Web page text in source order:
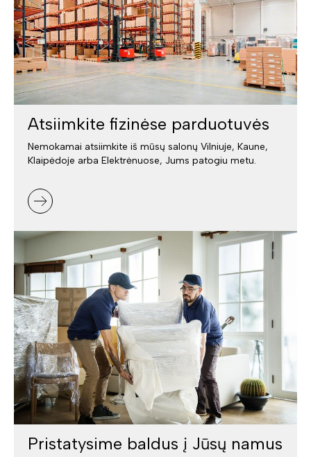
Atsiimkite fizinėse parduotuvės
Nemokamai atsiimkite iš mūsų salonų Vilniuje, Kaune,
Klaipėdoje arba Elektrėnuose, Jums patogiu metu.
Pristatysime baldus į Jūsų namus